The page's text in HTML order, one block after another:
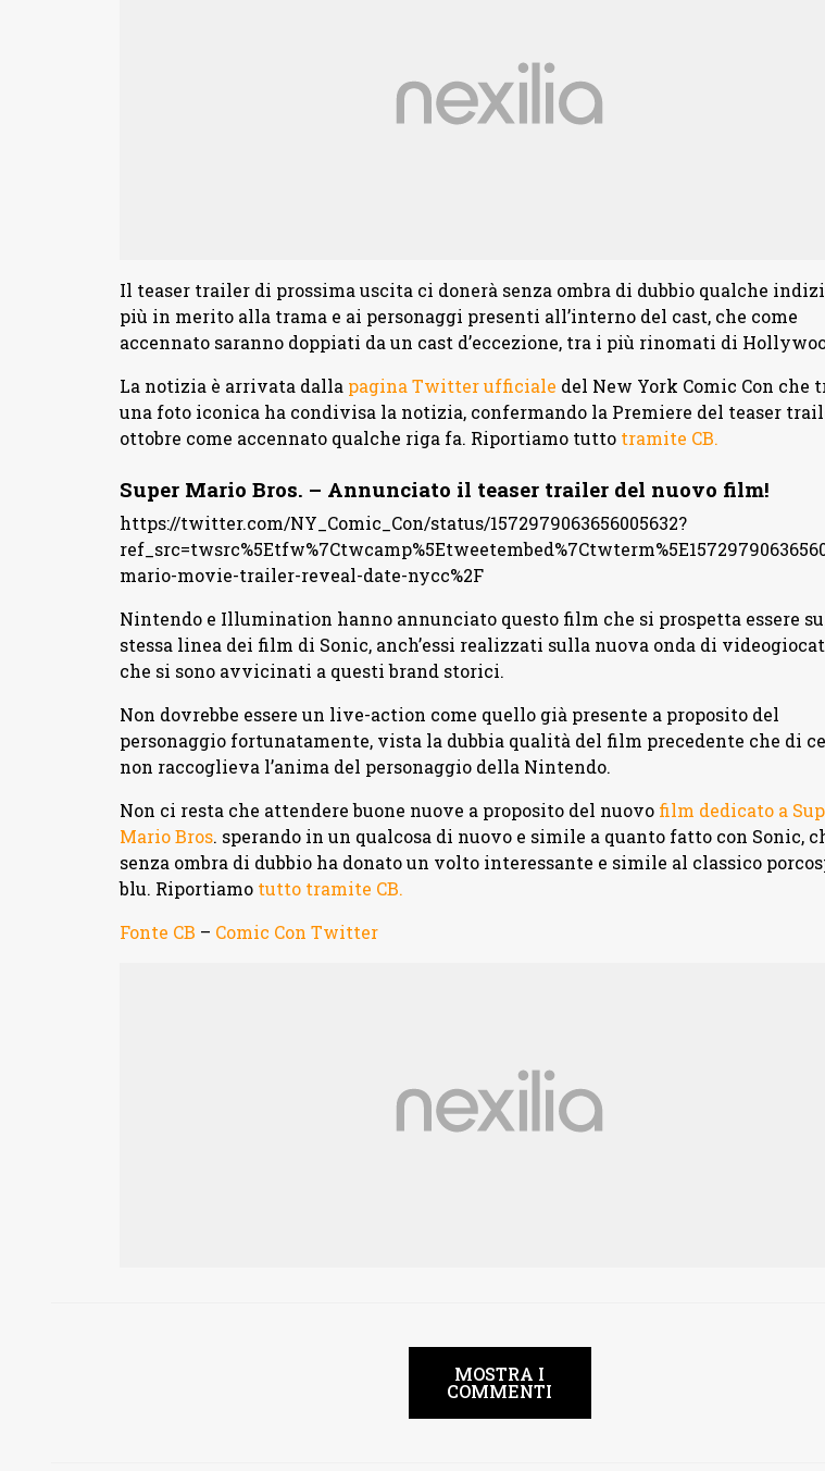
Il teaser trailer di prossima uscita ci donerà senza ombra di dubbio qualche
più in merito alla trama e ai personaggi presenti all’interno del cast, che come
accennato saranno doppiati da un cast d’eccezione, tra i più rinomati di
La notizia è arrivata dalla pagina Twitter ufficiale del New York Comic Con che
una foto iconica ha condivisa la notizia, confermando la Premiere del teaser
ottobre come accennato qualche riga fa. Riportiamo tutto tramite CB.
Super Mario Bros. – Annunciato il teaser trailer del nuovo film!
https://twitter.com/NY_Comic_Con/status/1572979063656005632?
mario-movie-trailer-reveal-date-nycc%2F
Nintendo e Illumination hanno annunciato questo film che si prospetta essere
stessa linea dei film di Sonic, anch’essi realizzati sulla nuova onda di
che si sono avvicinati a questi brand storici.
Non dovrebbe essere un live-action come quello già presente a proposito del
personaggio fortunatamente, vista la dubbia qualità del film precedente che di
non raccoglieva l’anima del personaggio della Nintendo.
Non ci resta che attendere buone nuove a proposito del nuovo film dedicato a
Mario Bros. sperando in un qualcosa di nuovo e simile a quanto fatto con Sonic,
senza ombra di dubbio ha donato un volto interessante e simile al classico
blu. Riportiamo tutto tramite CB.
Fonte CB – Comic Con Twitter
MOSTRA I
COMMENTI